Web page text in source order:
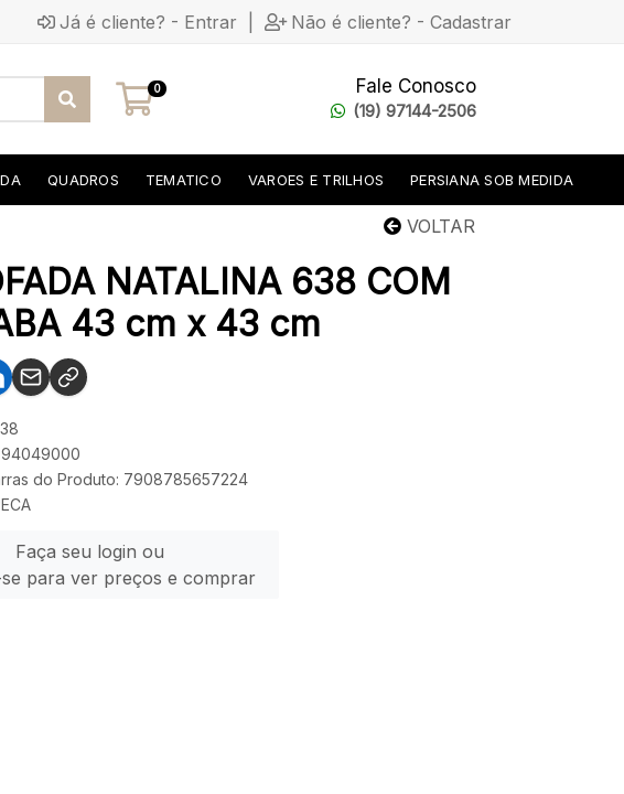
Já é cliente? - Entrar Não é cliente? - Cadastrar
0 Fale Conosco
(19) 97144-2506
QUADROS TEMATICO VAROES E TRILHOS PERSIANA SOB MEDIDA
VOLTAR
NATALINA 638 COM
43 cm x 43 cm
94049000
do Produto: 7908785657224
Faça seu login ou
para ver preços e comprar